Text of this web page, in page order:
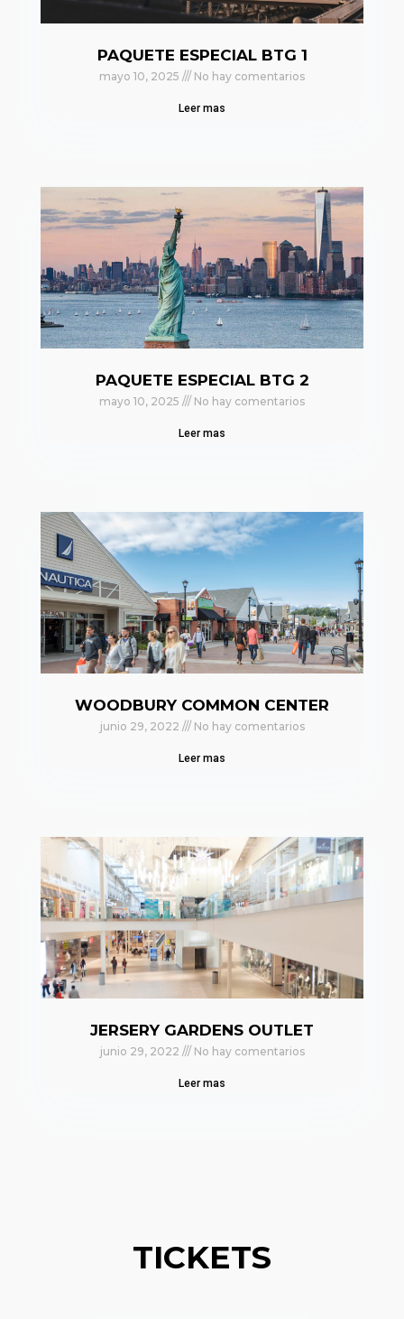
PAQUETE ESPECIAL BTG 1
mayo 10, 2025 No hay comentarios
Leer mas
PAQUETE ESPECIAL BTG 2
mayo 10, 2025 No hay comentarios
Leer mas
WOODBURY COMMON CENTER
junio 29, 2022 No hay comentarios
Leer mas
JERSERY GARDENS OUTLET
junio 29, 2022 No hay comentarios
Leer mas
TICKETS